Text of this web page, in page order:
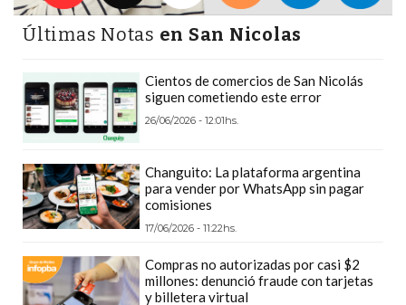
PERGAMINO:
DÓNDE
EL
MEJOR
GIMNASIO
PERGAMINO
CREAR
TIENDA
GRATIS
SUPLEMENTOS
Últimas Notas en San Nicolas
Cientos de comercios de San Nicolás
siguen cometiendo este error
26/06/2026 - 12:01hs.
Changuito: La plataforma argentina
para vender por WhatsApp sin pagar
comisiones
17/06/2026 - 11:22hs.
Compras no autorizadas por casi $2
millones: denunció fraude con tarjetas
y billetera virtual